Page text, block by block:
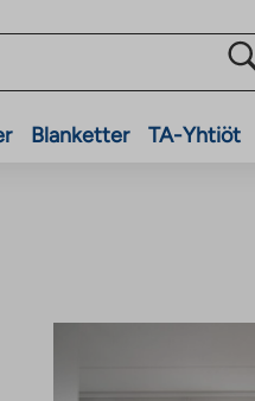
Blanketter TA-Yhtiöt